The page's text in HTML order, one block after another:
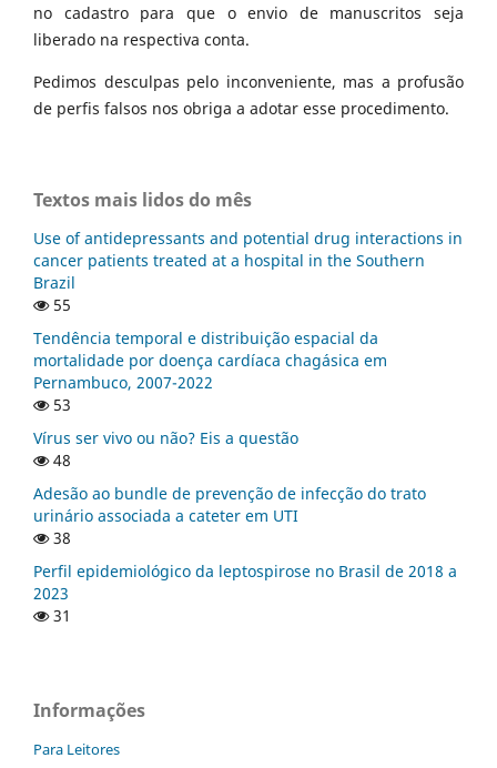
no cadastro para que o envio de manuscritos seja
liberado na respectiva conta.
Pedimos desculpas pelo inconveniente, mas a profusão
de perfis falsos nos obriga a adotar esse procedimento.
Textos mais lidos do mês
Use of antidepressants and potential drug interactions in
cancer patients treated at a hospital in the Southern
Brazil
55
Tendência temporal e distribuição espacial da
mortalidade por doença cardíaca chagásica em
Pernambuco, 2007-2022
53
Vírus ser vivo ou não? Eis a questão
48
Adesão ao bundle de prevenção de infecção do trato
urinário associada a cateter em UTI
38
Perfil epidemiológico da leptospirose no Brasil de 2018 a
2023
31
Informações
Para Leitores